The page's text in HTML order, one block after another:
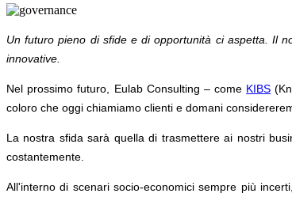
Un futuro pieno di sfide e di opportunità ci aspetta. Il
innovative.
Nel prossimo futuro, Eulab Consulting – come KIBS
coloro che oggi chiamiamo clienti e domani
La nostra sfida sarà quella di trasmettere ai nostri
costantemente.
All'interno di scenari socio-economici sempre più